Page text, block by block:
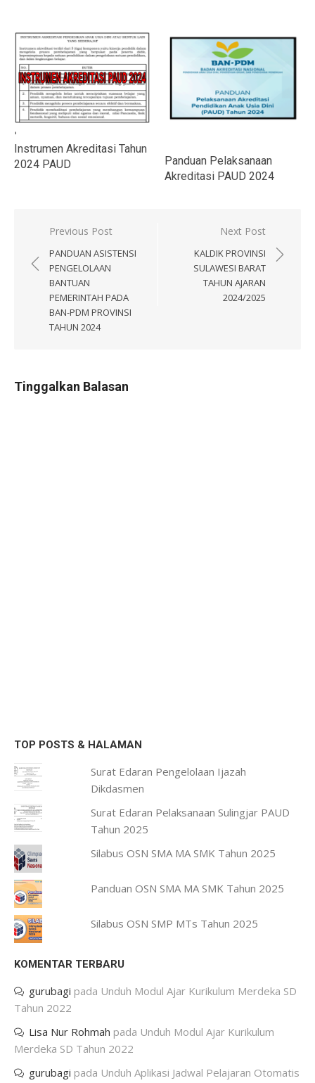
Instrumen Akreditasi Tahun
2024 PAUD
Panduan Pelaksanaan
Akreditasi PAUD 2024
Navigasi
pos
Previous Post
PANDUAN ASISTENSI
PENGELOLAAN
BANTUAN
PEMERINTAH PADA
BAN-PDM PROVINSI
TAHUN 2024
Next Post
KALDIK PROVINSI
SULAWESI BARAT
TAHUN AJARAN
2024/2025
Tinggalkan Balasan
TOP POSTS & HALAMAN
Surat Edaran Pengelolaan Ijazah
Dikdasmen
Surat Edaran Pelaksanaan Sulingjar PAUD
Tahun 2025
Silabus OSN SMA MA SMK Tahun 2025
Panduan OSN SMA MA SMK Tahun 2025
Silabus OSN SMP MTs Tahun 2025
KOMENTAR TERBARU
gurubagi pada Unduh Modul Ajar Kurikulum Merdeka SD
Tahun 2022
Lisa Nur Rohmah pada Unduh Modul Ajar Kurikulum
Merdeka SD Tahun 2022
gurubagi pada Unduh Aplikasi Jadwal Pelajaran Otomatis